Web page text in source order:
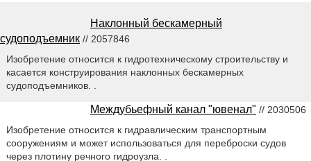
Наклонный бескамерный
судоподъемник // 2057846
Изобретение относится к гидротехническому строительству и
касается конструирования наклонных бескамерных
судоподъемников. .
Междубьефный канал "ювенал" // 2030506
Изобретение относится к гидравлическим транспортным
сооружениям и может использоваться для переброски судов
через плотину речного гидроузла. .